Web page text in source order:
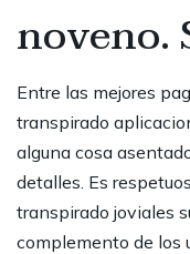
noveno.
Entre las mejores
transpirado
alguna cosa
detalles. Es
transpirado joviales
complemento de los